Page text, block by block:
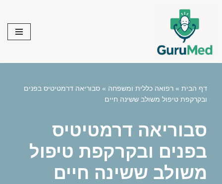
content
דף הבית » רפואה כללית ומשפחה » סבוריאה דרמטיטיס בפנים
ובקרקפת טיפול משולב ששינה חיים
סבוריאה דרמטיטיס
בפנים ובקרקפת טיפול
משולב ששינה חיים